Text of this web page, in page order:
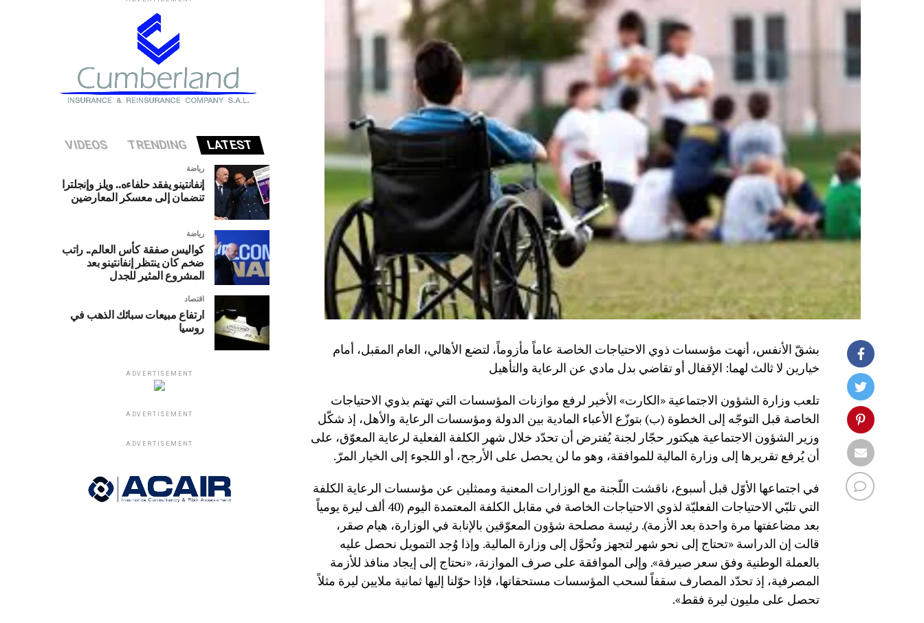
بشقّ الأنفس، أنهت مؤسسات ذوي الاحتياجات الخاصة عاماً مأزوماً، لتضع الأهالي، العام المقبل، أمام
خيارين لا ثالث لهما: الإقفال أو تقاضي بدل مادي عن الرعاية والتأهيل
تلعب وزارة الشؤون الاجتماعية «الكارت» الأخير لرفع موازنات المؤسسات التي تهتم بذوي الاحتياجات
الخاصة قبل التوجّه إلى الخطوة (ب) بتوزّع الأعباء المادية بين الدولة ومؤسسات الرعاية والأهل، إذ شكّل
وزير الشؤون الاجتماعية هيكتور حجّار لجنة يُفترض أن تحدّد خلال شهر الكلفة الفعلية لرعاية المعوّق، على
أن يُرفع تقريرها إلى وزارة المالية للموافقة، وهو ما لن يحصل على الأرجح، أو اللجوء إلى الخيار المرّ.
في اجتماعها الأوّل قبل أسبوع، ناقشت اللّجنة مع الوزارات المعنية وممثلين عن مؤسسات الرعاية الكلفة
التي تلبّي الاحتياجات الفعليّة لذوي الاحتياجات الخاصة في مقابل الكلفة المعتمدة اليوم (40 ألف ليرة يومياً
بعد مضاعفتها مرة واحدة بعد الأزمة). رئيسة مصلحة شؤون المعوّقين بالإنابة في الوزارة، هيام صقر،
قالت إن الدراسة «تحتاج إلى نحو شهر لتجهز وتُحوَّل إلى وزارة المالية. وإذا وُجد التمويل نحصل عليه
بالعملة الوطنية وفق سعر صيرفة». وإلى الموافقة على صرف الموازنة، «نحتاج إلى إيجاد منافذ للأزمة
المصرفية، إذ تحدّد المصارف سقفاً لسحب المؤسسات مستحقاتها، فإذا حوّلنا إليها ثمانية ملايين ليرة مثلاً
تحصل على مليون ليرة فقط».
LATEST
TRENDING
VIDEOS
رياضة
إنفانتينو يفقد حلفاءه.. ويلز وإنجلترا
تنضمان إلى معسكر المعارضين
رياضة
كواليس صفقة كأس العالم.. راتب
ضخم كان ينتظر إنفانتينو بعد
المشروع المثير للجدل
اقتصاد
ارتفاع مبيعات سبائك الذهب في
روسيا
ADVERTISEMENT
ADVERTISEMENT
ADVERTISEMENT